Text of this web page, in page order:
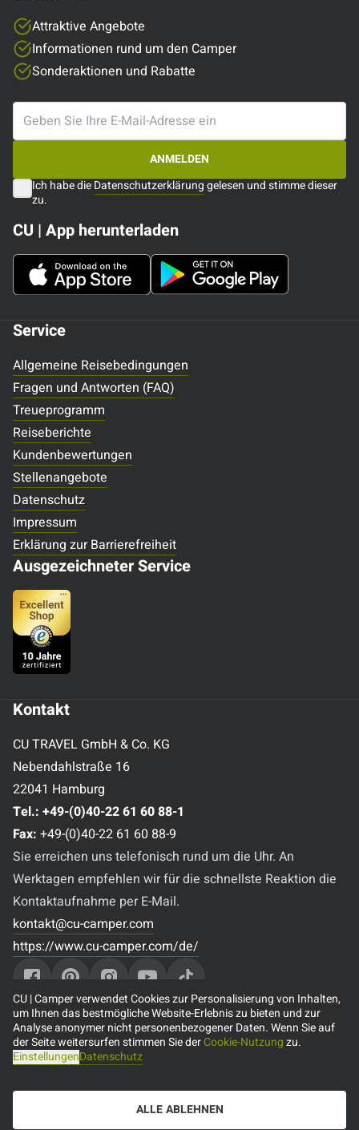
Service
Allgemeine Reisebedingungen
Fragen und Antworten (FAQ)
Treueprogramm
Reiseberichte
Kundenbewertungen
Stellenangebote
Datenschutz
Impressum
Erklärung zur Barrierefreiheit
Ausgezeichneter Service
Kontakt
CU TRAVEL GmbH & Co. KG
Nebendahlstraße 16
22041 Hamburg
Tel.: +49-(0)40-22 61 60 88-1
Fax: +49-(0)40-22 61 60 88-9
Sie erreichen uns telefonisch rund um die Uhr. An
Werktagen empfehlen wir für die schnellste Reaktion die
Kontaktaufnahme per E-Mail.
kontakt@cu-camper.com
https://www.cu-camper.com/de/
Attraktive Angebote
Informationen rund um den Camper
Sonderaktionen und Rabatte
ANMELDEN
Ich habe dieDatenschutzerklärunggelesen und stimme dieser
zu.
CU | App herunterladen
Beliebte Reiseziele
🇨🇦 Camper mieten in Kanada
🇺🇸 Camper mieten in den USA
🇦🇺 Camper mieten in Australien
CU | Camper verwendet Cookies zur Personalisierung von Inhalten,
um Ihnen das bestmögliche Website-Erlebnis zu bieten und zur
Analyse anonymer nicht personenbezogener Daten. Wenn Sie auf
der Seite weitersurfen stimmen Sie derCookie-Nutzungzu.
EinstellungenDatenschutz
ALLE ABLEHNEN